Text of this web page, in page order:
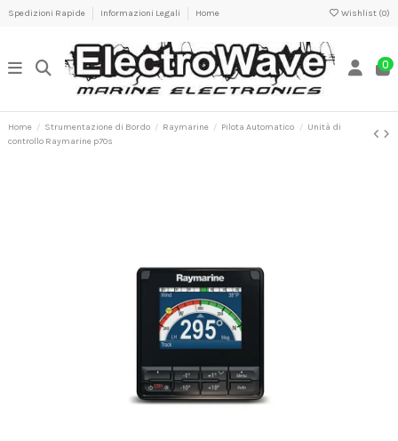
Spedizioni Rapide Informazioni Legali Home Wishlist (0)
0
Home Strumentazione di Bordo Raymarine Pilota Automatico
Unità di
controllo Raymarine p70s